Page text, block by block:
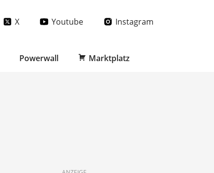
X Youtube Instagram
Powerwall Marktplatz